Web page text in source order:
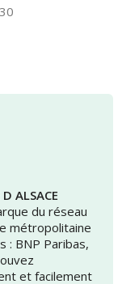
ALSACE
du réseau
métropolitaine
: BNP Paribas,
et facilement